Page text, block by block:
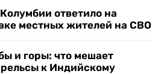
ответило на
местных жителей на СВО
и горы: что мешает
к Индийскому